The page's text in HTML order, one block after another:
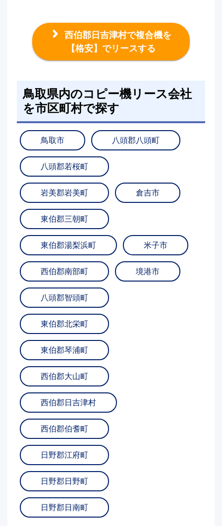
西伯郡日吉津村で複合機を
【格安】でリースする
鳥取県内のコピー機リース会社
を市区町村で探す
鳥取市 八頭郡八頭町
八頭郡若桜町
岩美郡岩美町 倉吉市
東伯郡三朝町
東伯郡湯梨浜町 米子市
西伯郡南部町 境港市
八頭郡智頭町
東伯郡北栄町
東伯郡琴浦町
西伯郡大山町
西伯郡日吉津村
西伯郡伯耆町
日野郡江府町
日野郡日野町
日野郡日南町